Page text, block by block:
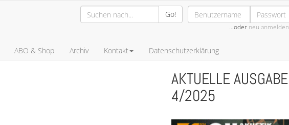
Go!
…oder neu anmelden
ABO & Shop Archiv Kontakt Datenschutzerklärung
AKTUELLE AUSGABE
4/2025